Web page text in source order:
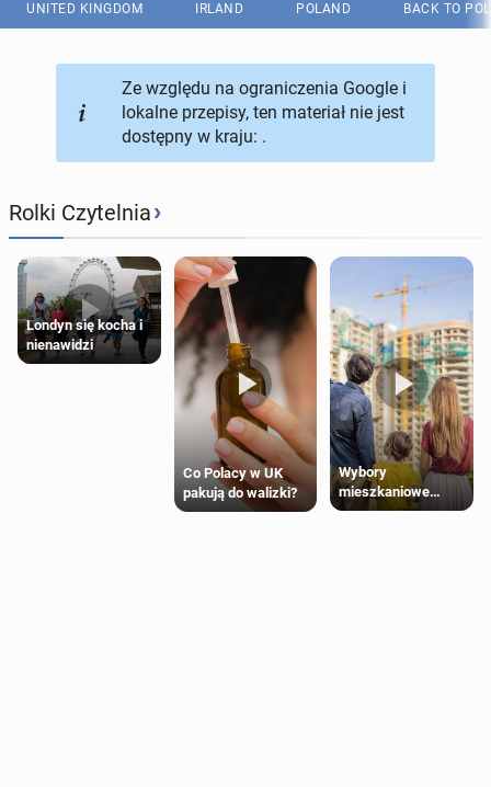
UNITED KINGDOM IRLAND POLAND BACK TO
Ze względu na ograniczenia Google i
lokalne przepisy, ten materiał nie jest
dostępny w kraju: .
Rolki Czytelnia›
Londyn się kocha i
nienawidzi
Co Polacy w UK
pakują do walizki?
Wybory
mieszkaniowe
Polaków 2025